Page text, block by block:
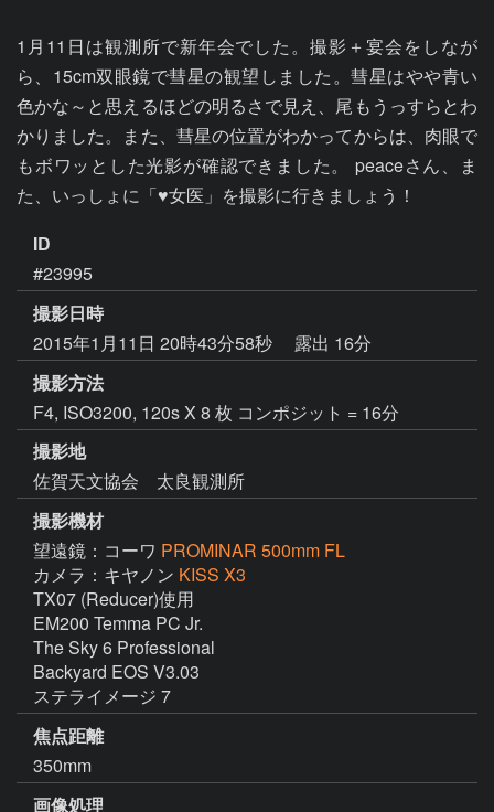
1月11日は観測所で新年会でした。撮影＋宴会をしなが
ら、15cm双眼鏡で彗星の観望しました。彗星はやや青い
色かな～と思えるほどの明るさで見え、尾もうっすらとわ
かりました。また、彗星の位置がわかってからは、肉眼で
もボワッとした光影が確認できました。 peaceさん、ま
た、いっしょに「♥女医」を撮影に行きましょう！
ID
#23995
撮影日時
2015年1月11日 20時43分58秒
露出 16分
撮影方法
F4, ISO3200, 120s X 8 枚 コンポジット = 16分
撮影地
佐賀天文協会 太良観測所
撮影機材
望遠鏡：コーワ PROMINAR 500mm FL
カメラ：キヤノン KISS X3
TX07 (Reducer)使用
EM200 Temma PC Jr.
The Sky 6 Professional
Backyard EOS V3.03
ステライメージ 7
焦点距離
350mm
画像処理